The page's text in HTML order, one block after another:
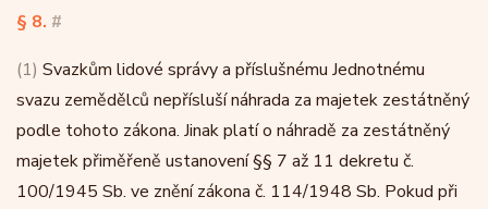
§ 8. #
(1) Svazkům lidové správy a příslušnému Jednotnému
svazu zemědělců nepřísluší náhrada za majetek zestátněný
podle tohoto zákona. Jinak platí o náhradě za zestátněný
majetek přiměřeně ustanovení §§ 7 až 11 dekretu č.
100/1945 Sb. ve znění zákona č. 114/1948 Sb. Pokud při